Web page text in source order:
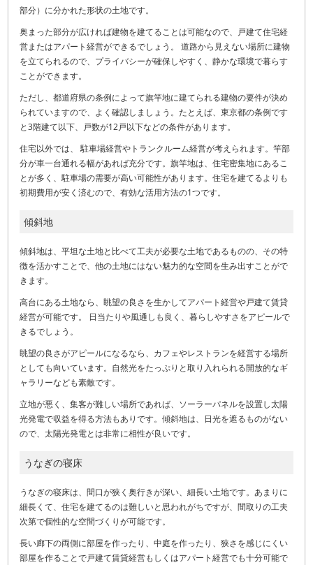
部分）に分かれた形状の土地です。
奥まった部分が広ければ建物を建てることは可能なので、戸建て住宅経
営またはアパート経営ができるでしょう。 道路から見えない場所に建物
を立てられるので、プライバシーが確保しやすく、静かな環境で暮らす
ことができます。
ただし、都道府県の条例によって旗竿地に建てられる建物の要件が決め
られていますので、よく確認しましょう。たとえば、東京都の条例です
と3階建て以下、戸数が12戸以下などの条件があります。
住宅以外では、 駐車場経営やトランクルーム経営が考えられます。竿部
分が車一台通れる幅があれば充分です。旗竿地は、住宅密集地にあるこ
とが多く、駐車場の需要が高い可能性があります。住宅を建てるよりも
初期費用が安く済むので、有効な活用方法の1つです。
傾斜地
傾斜地は、平坦な土地と比べて工夫が必要な土地であるものの、その特
徴を活かすことで、他の土地にはない魅力的な空間を生み出すことがで
きます。
高台にある土地なら、眺望の良さを生かしてアパート経営や戸建て賃貸
経営が可能です。 日当たりや風通しも良く、暮らしやすさをアピールで
きるでしょう。
眺望の良さがアピールになるなら、カフェやレストランを経営する場所
としても向いています。自然光をたっぷりと取り入れられる開放的なギ
ャラリーなども素敵です。
立地が悪く、集客が難しい場所であれば、ソーラーパネルを設置し太陽
光発電で収益を得る方法もありです。傾斜地は、日光を遮るものがない
ので、太陽光発電とは非常に相性が良いです。
うなぎの寝床
うなぎの寝床は、間口が狭く奥行きが深い、細長い土地です。あまりに
細長くて、住宅を建てるのは難しいと思われがちですが、間取りの工夫
次第で個性的な空間づくりが可能です。
長い廊下の両側に部屋を作ったり、中庭を作ったり、狭さを感じにくい
部屋を作ることで戸建て賃貸経営もしくはアパート経営でも十分可能で